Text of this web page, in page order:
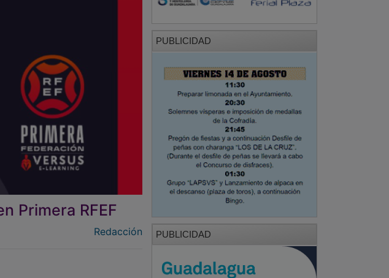
Primera RFEF
Redacción
PUBLICIDAD
PUBLICIDAD